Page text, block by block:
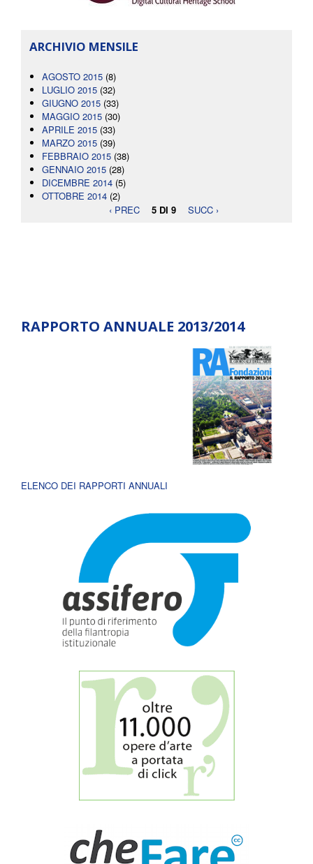
ARCHIVIO MENSILE
AGOSTO 2015 (8)
LUGLIO 2015 (32)
GIUGNO 2015 (33)
MAGGIO 2015 (30)
APRILE 2015 (33)
MARZO 2015 (39)
FEBBRAIO 2015 (38)
GENNAIO 2015 (28)
DICEMBRE 2014 (5)
OTTOBRE 2014 (2)
‹ PREC
5 DI 9 SUCC ›
RAPPORTO ANNUALE 2013/2014
ELENCO DEI RAPPORTI ANNUALI